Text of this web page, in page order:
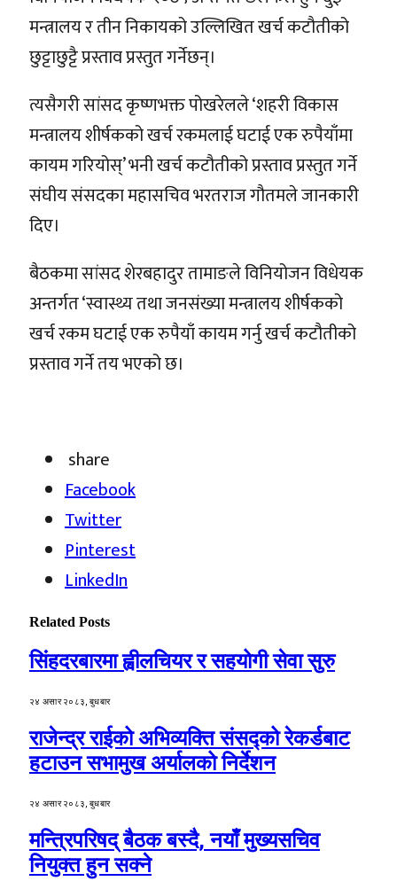
मन्त्रालय र तीन निकायको उल्लिखित खर्च कटौतीको
छुट्टाछुट्टै प्रस्ताव प्रस्तुत गर्नेछन्।
त्यसैगरी सांसद कृष्णभक्त पोखरेलले ‘शहरी विकास
मन्त्रालय शीर्षकको खर्च रकमलाई घटाई एक रुपैयाँमा
कायम गरियोस्’ भनी खर्च कटौतीको प्रस्ताव प्रस्तुत गर्ने
संघीय संसदका महासचिव भरतराज गौतमले जानकारी
दिए।
बैठकमा सांसद शेरबहादुर तामाङले विनियोजन विधेयक
अन्तर्गत ‘स्वास्थ्य तथा जनसंख्या मन्त्रालय शीर्षकको
खर्च रकम घटाई एक रुपैयाँ कायम गर्नु खर्च कटौतीको
प्रस्ताव गर्ने तय भएको छ।
share
Facebook
Twitter
Pinterest
LinkedIn
Related Posts
सिंहदरबारमा ह्वीलचियर र सहयोगी सेवा सुरु
२४ असार २०८३, बुधबार
राजेन्द्र राईको अभिव्यक्ति संसद्को रेकर्डबाट
हटाउन सभामुख अर्यालको निर्देशन
२४ असार २०८३, बुधबार
मन्त्रिपरिषद् बैठक बस्दै, नयाँ मुख्यसचिव
नियुक्त हुन सक्ने